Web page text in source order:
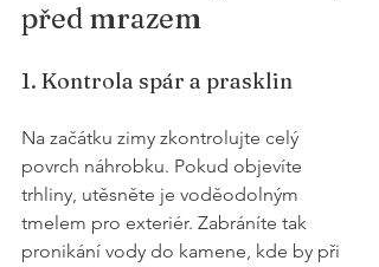
před mrazem
1. Kontrola spár a prasklin
Na začátku zimy zkontrolujte celý
povrch náhrobku. Pokud objevíte
trhliny, utěsněte je voděodolným
tmelem pro exteriér. Zabráníte tak
pronikání vody do kamene, kde by při